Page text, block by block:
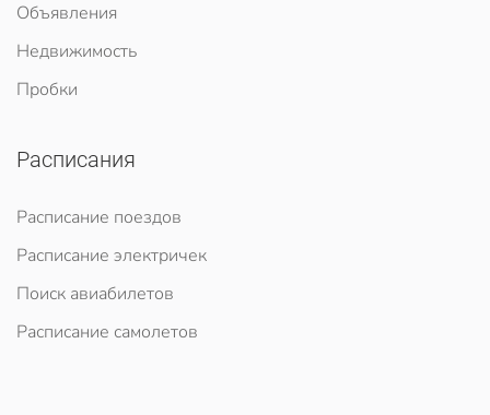
Объявления
Недвижимость
Пробки
Расписания
Расписание поездов
Расписание электричек
Поиск авиабилетов
Расписание самолетов